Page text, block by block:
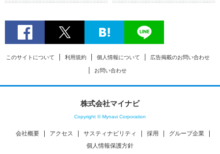
このサイトについて 利用規約 個人情報について 広告掲載のお問い合わせ
お問い合わせ
株式会社マイナビ
Copyright © Mynavi Corporation
会社概要 アクセス サスティナビリティ 採用
グループ企業
個人情報保護方針